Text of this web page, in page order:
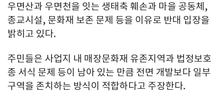
우면산과 우면천을 잇는 생태축 훼손과 마을 공동체,
종교시설, 문화재 보존 문제 등을 이유로 반대 입장을
밝히고 있다.
주민들은 사업지 내 매장문화재 유존지역과 법정보호
종 서식 문제 등이 남아 있는 만큼 전면 개발보다 일부
구역을 존치하는 방식이 적합하다고 주장한다.